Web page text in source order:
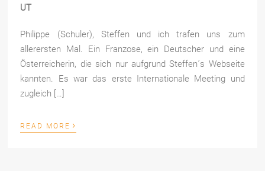
UT
Philippe (Schuler), Steffen und ich trafen uns zum
allerersten Mal. Ein Franzose, ein Deutscher und eine
Österreicherin, die sich nur aufgrund Steffen´s Webseite
kannten. Es war das erste Internationale Meeting und
zugleich […]
READ MORE ›